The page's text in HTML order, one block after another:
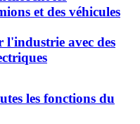
et des véhicules
l'industrie avec des
les fonctions du